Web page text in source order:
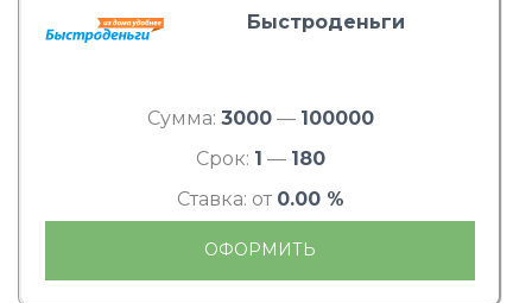
Быстроденьги
Сумма: 3000— 100000
Срок: 1 — 180
Ставка: от 0.00 %
ОФОРМИТЬ